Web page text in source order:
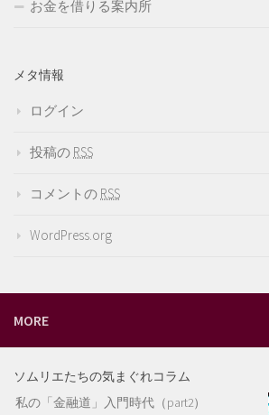
お金を借りる案内所
メタ情報
ログイン
投稿の RSS
コメントの RSS
WordPress.org
MORE
ソムリエたちの気まぐれコラム
私の「金融道」入門時代（part2）